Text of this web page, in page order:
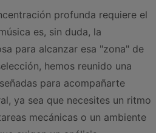
profunda requiere el
es, sin duda, la
para alcanzar esa "zona" de
hemos reunido una
para acompañarte
ya sea que necesites un ritmo
mecánicas o un ambiente